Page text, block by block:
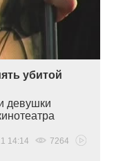
убитой
девушки
14:14 7264